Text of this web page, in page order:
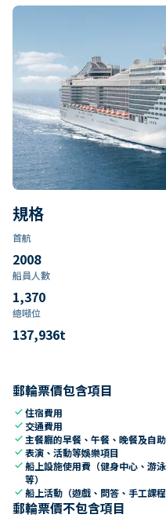
規格
首航
2008
船員人數
1,370
總噸位
137,936t
郵輪票價包含項目
check住宿費用
check 交通費用
check 主餐廳的早餐、午餐、晚餐及自
check表演、活動等娛樂項目
check船上設施使用費（健身中心、游
等）
check船上活動（遊戲、問答、手工課程
郵輪票價不包含項目